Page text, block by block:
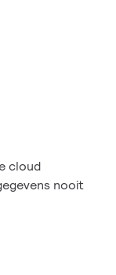
cloud
nooit